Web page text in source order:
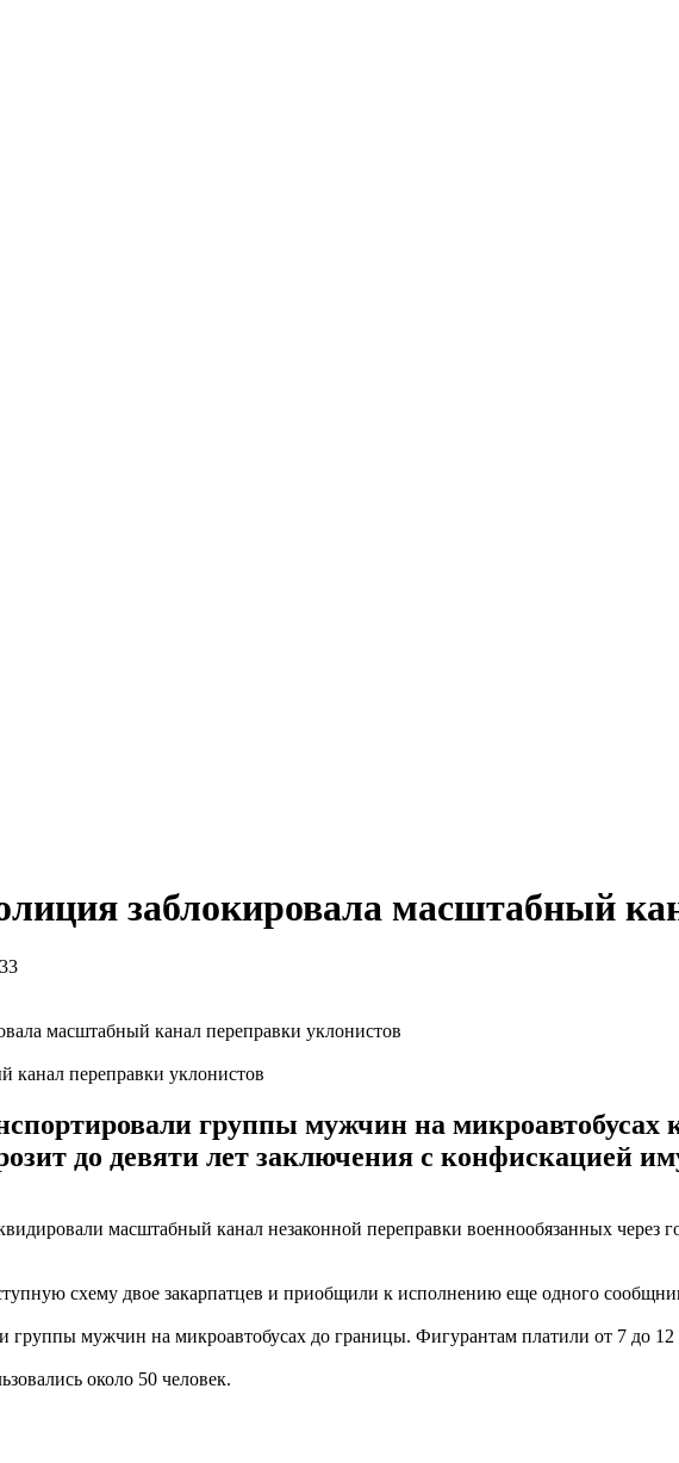
заблокировала масштабный
канал переправки уклонистов
группы мужчин на микроавтобусах
до девяти лет заключения с конфискацией
масштабный канал незаконной переправки военнообязанных
схему двое закарпатцев и приобщили к исполнению еще одного
группы мужчин на микроавтобусах до границы. Фигурантам платили от 7 до 12
около 50 человек.